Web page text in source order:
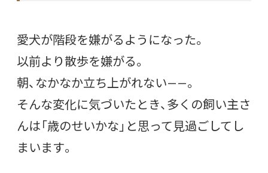
愛犬が階段を嫌がるようになった。
以前より散歩を嫌がる。
朝、なかなか立ち上がれない——。
そんな変化に気づいたとき、多くの飼い主さ
んは「歳のせいかな」と思って見過ごしてし
まいます。